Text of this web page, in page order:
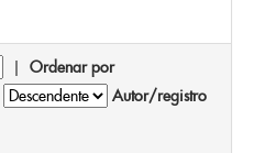
| Ordenar por
Autor/registro